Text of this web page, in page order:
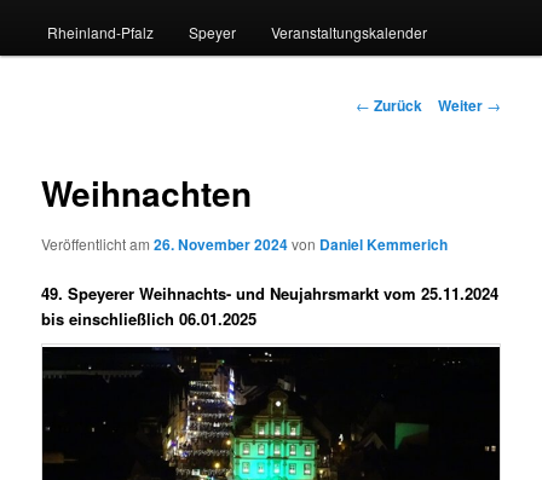
Rheinland-Pfalz Speyer Veranstaltungskalender
Beitrags-
← Zurück Weiter →
Weihnachten
Veröffentlicht am26. November 2024von Daniel Kemmerich
49. Speyerer Weihnachts- und Neujahrsmarkt vom 25.11.2024
bis einschließlich 06.01.2025